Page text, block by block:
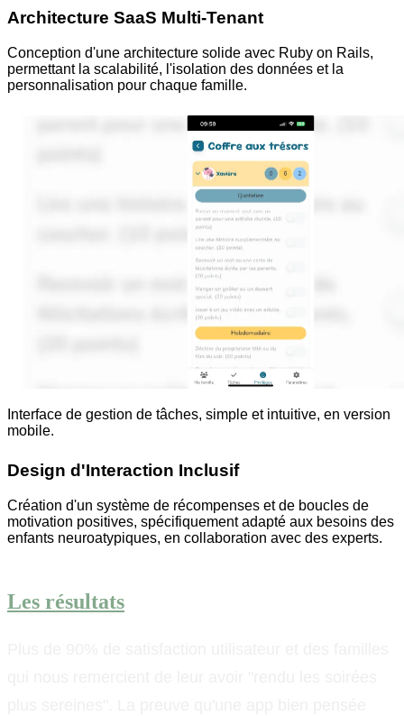
Architecture SaaS Multi-Tenant
Conception d'une architecture solide avec Ruby on Rails,
permettant la scalabilité, l'isolation des données et la
personnalisation pour chaque famille.
Interface de gestion de tâches, simple et intuitive, en version
mobile.
Design d'Interaction Inclusif
Création d'un système de récompenses et de boucles de
motivation positives, spécifiquement adapté aux besoins des
enfants neuroatypiques, en collaboration avec des experts.
Les résultats